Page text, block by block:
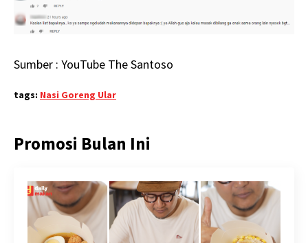
Sumber : YouTube The Santoso
tags: Nasi Goreng Ular
Promosi Bulan Ini